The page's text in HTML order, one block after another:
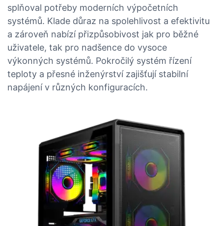
splňoval potřeby moderních výpočetních
systémů. Klade důraz na spolehlivost a efektivitu
a zároveň nabízí přizpůsobivost jak pro běžné
uživatele, tak pro nadšence do vysoce
výkonných systémů. Pokročilý systém řízení
teploty a přesné inženýrství zajišťují stabilní
napájení v různých konfiguracích.